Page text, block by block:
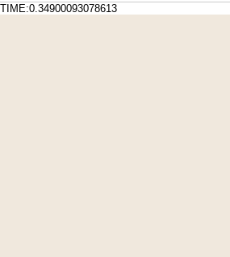
TIME:0.34900093078613